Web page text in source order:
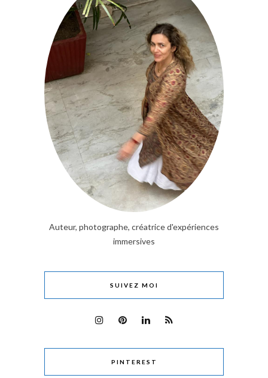
Auteur, photographe, créatrice d'expériences
immersives
SUIVEZ MOI
PINTEREST